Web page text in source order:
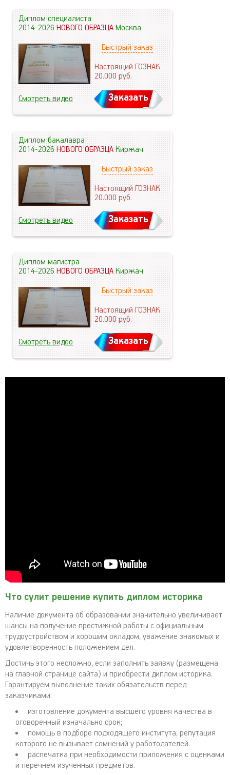
Диплом специалиста
2014-2026НОВОГО ОБРАЗЦАМосква
Быстрый заказ
Настоящий ГОЗНАК
20.000руб.
Смотреть видео Заказать
Диплом бакалавра
2014-2026НОВОГО ОБРАЗЦАКиржач
Быстрый заказ
Настоящий ГОЗНАК
20.000руб.
Смотреть видео Заказать
Диплом магистра
2014-2026НОВОГО ОБРАЗЦАКиржач
Быстрый заказ
Настоящий ГОЗНАК
20.000руб.
Смотреть видео Заказать
Что сулит решение купить диплом историка
Наличие документа об образовании значительно увеличивает
шансы на получение престижной работы с официальным
трудоустройством и хорошим окладом, уважение знакомых и
удовлетворенность положением дел.
Достичь этого несложно, если заполнить заявку (размещена
на главной странице сайта) и приобрести диплом историка.
Гарантируем выполнение таких обязательств перед
заказчиками:
изготовление документа высшего уровня качества в
оговоренный изначально срок;
помощь в подборе подходящего института, репутация
которого не вызывает сомнений у работодателей.
распечатка при необходимости приложения с оценками
и перечнем изученных предметов.